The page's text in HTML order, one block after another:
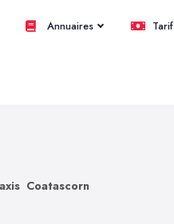
Annuaires
Coatascorn